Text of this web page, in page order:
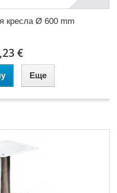
кресла Ø 600 mm
€
Еще